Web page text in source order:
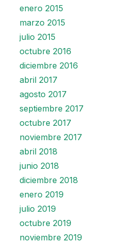
enero 2015
marzo 2015
julio 2015
octubre 2016
diciembre 2016
abril 2017
agosto 2017
septiembre 2017
octubre 2017
noviembre 2017
abril 2018
junio 2018
diciembre 2018
enero 2019
julio 2019
octubre 2019
noviembre 2019